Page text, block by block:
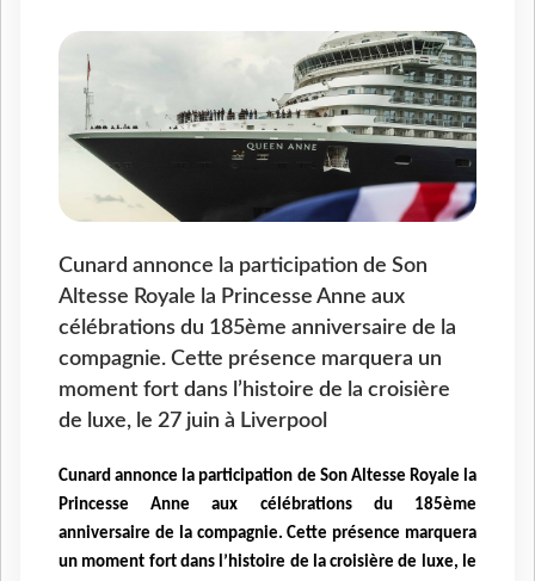
Cunard annonce la participation de Son
Altesse Royale la Princesse Anne aux
célébrations du 185ème anniversaire de la
compagnie. Cette présence marquera un
moment fort dans l’histoire de la croisière
de luxe, le 27 juin à Liverpool
Cunard annonce la participation de Son Altesse Royale la
Princesse Anne aux célébrations du 185ème
anniversaire de la compagnie. Cette présence marquera
un moment fort dans l’histoire de la croisière de luxe, le